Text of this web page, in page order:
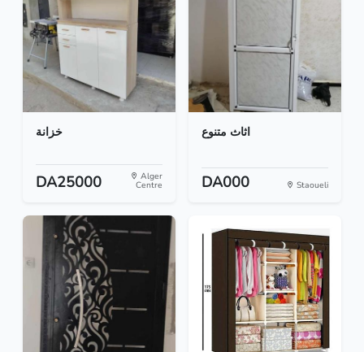
خزانة
DA25000 Alger
Centre
اثاث متنوع
DA000 Staoueli